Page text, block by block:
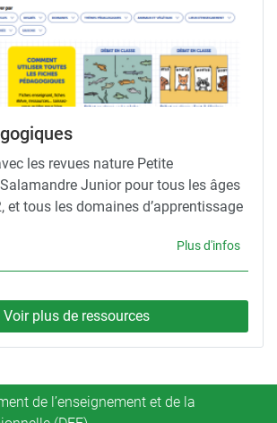
les revues nature Petite
Junior pour tous les âges
et tous les domaines d’apprentissage
Plus d'infos
Voir plus de ressources
de l’enseignement et de la